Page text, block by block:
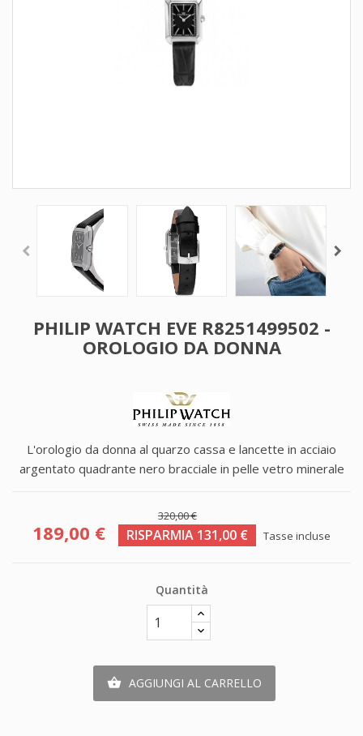
PHILIP WATCH EVE R8251499502 -
OROLOGIO DA DONNA
L'orologio da donna al quarzo cassa e lancette in acciaio
argentato quadrante nero bracciale in pelle vetro minerale
320,00 €
189,00 € RISPARMIA 131,00 € Tasse incluse
Quantità
 AGGIUNGI AL CARRELLO